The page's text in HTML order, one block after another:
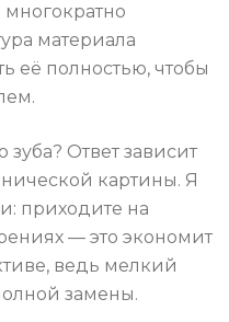
материала
её полностью, чтобы
Ответ зависит
картины. Я
приходите на
— это экономит
ведь мелкий
замены.